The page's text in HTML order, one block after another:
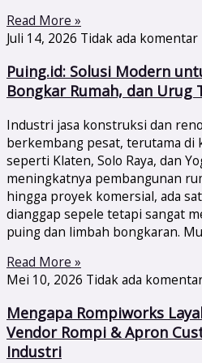
Read More »
Juli 14, 2026 Tidak ada komentar
Puing.id: Solusi Modern
Bongkar Rumah, dan Urug
Industri jasa konstruksi dan
berkembang pesat, terutama
seperti Klaten, Solo Raya, dan
meningkatnya pembangunan
hingga proyek komersial, ada
dianggap sepele tetapi sangat
puing dan limbah bongkaran.
Read More »
Mei 10, 2026 Tidak ada
Mengapa Rompiworks
Vendor Rompi & Apron
Industri